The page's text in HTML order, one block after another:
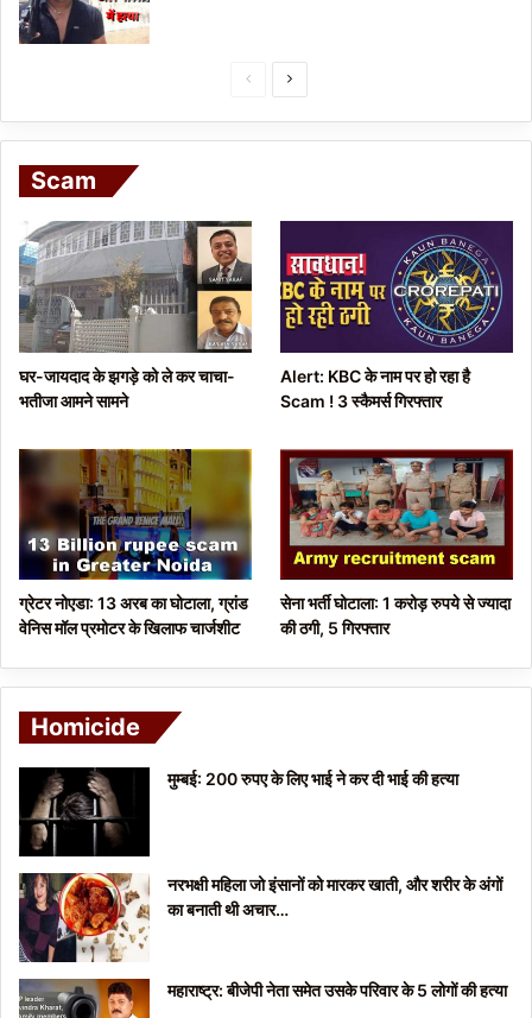
e
u
p
e
x
g
e
Scam
घर-जायदाद के झगड़े को ले कर चाचा-
भतीजा आमने सामने
Alert: KBC के नाम पर हो रहा है
Scam ! 3 स्कैमर्स गिरफ्तार
ग्रेटर नोएडा: 13 अरब का घोटाला, ग्रांड
वेनिस मॉल प्रमोटर के खिलाफ चार्जशीट
सेना भर्ती घोटाला: 1 करोड़ रुपये से ज्यादा
की ठगी, 5 गिरफ्तार
Homicide
मुम्बई: 200 रुपए के लिए भाई ने कर दी भाई की हत्या
नरभक्षी महिला जो इंसानों को मारकर खाती, और शरीर के अंगों
का बनाती थी अचार…
महाराष्ट्र: बीजेपी नेता समेत उसके परिवार के 5 लोगों की हत्या